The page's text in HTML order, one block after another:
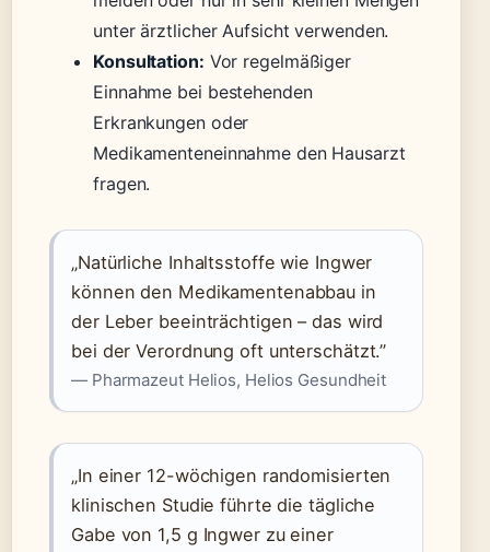
unter ärztlicher Aufsicht verwenden.
Konsultation: Vor regelmäßiger
Einnahme bei bestehenden
Erkrankungen oder
Medikamenteneinnahme den Hausarzt
fragen.
„Natürliche Inhaltsstoffe wie Ingwer
können den Medikamentenabbau in
der Leber beeinträchtigen – das wird
bei der Verordnung oft unterschätzt.”
— Pharmazeut Helios, Helios Gesundheit
„In einer 12-wöchigen randomisierten
klinischen Studie führte die tägliche
Gabe von 1,5 g Ingwer zu einer